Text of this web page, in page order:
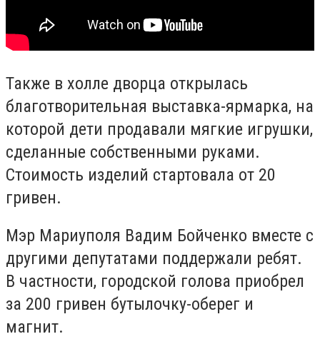
Также в холле дворца открылась
благотворительная выставка-ярмарка, на
которой дети продавали мягкие игрушки,
сделанные собственными руками.
Стоимость изделий стартовала от 20
гривен.
Мэр Мариуполя Вадим Бойченко вместе с
другими депутатами поддержали ребят.
В частности, городской голова приобрел
за 200 гривен бутылочку-оберег и
магнит.